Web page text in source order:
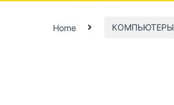
Home КОМПЬЮТЕРЫ